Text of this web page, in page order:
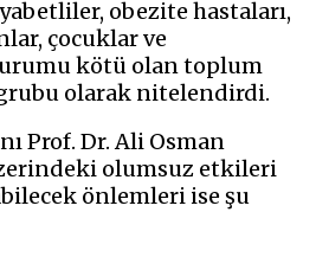
obezite hastaları,
çocuklar ve
kötü olan toplum
olarak nitelendirdi.
Prof. Dr. Ali Osman
olumsuz etkileri
önlemleri ise şu